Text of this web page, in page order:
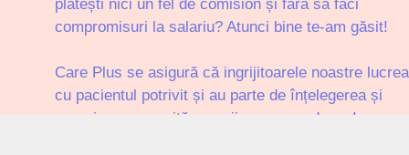
plătești nici un fel de comision și fără să faci
compromisuri la salariu? Atunci bine te-am găsit!
Care Plus se asigură că ingrijitoarele noastre
cu pacientul potrivit și au parte de înțelegerea și
aprecierea cuvenită muncii pe care o depun!